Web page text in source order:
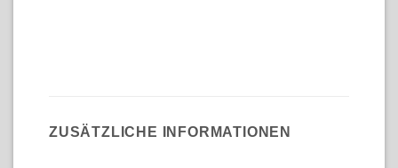
ZUSÄTZLICHE INFORMATIONEN